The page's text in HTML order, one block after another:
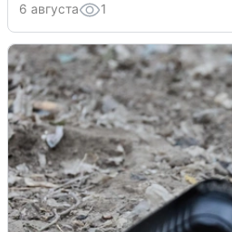
6 августа 1